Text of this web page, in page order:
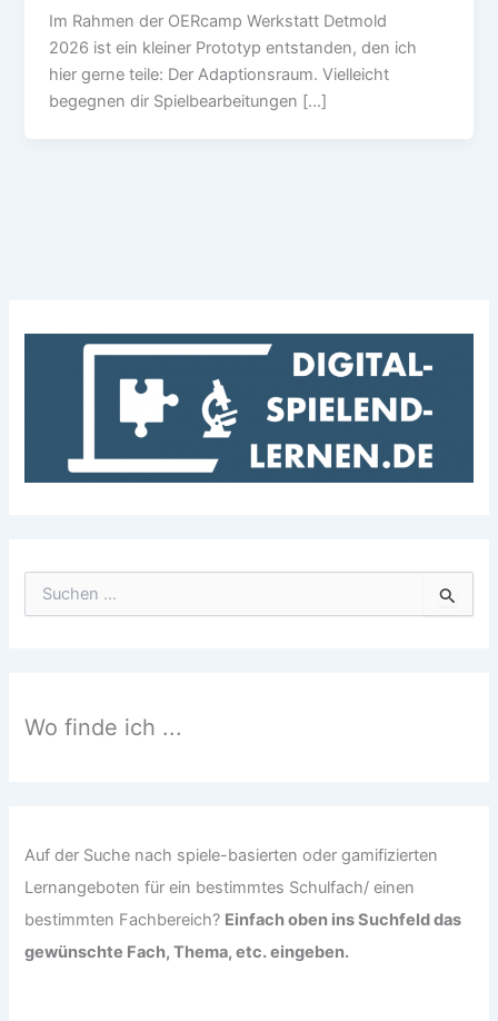
Im Rahmen der OERcamp Werkstatt Detmold
2026 ist ein kleiner Prototyp entstanden, den ich
hier gerne teile: Der Adaptionsraum. Vielleicht
begegnen dir Spielbearbeitungen […]
n
a
Wo finde ich ...
Auf der Suche nach spiele-basierten oder gamifizierten
Lernangeboten für ein bestimmtes Schulfach/ einen
bestimmten Fachbereich? Einfach oben ins Suchfeld das
gewünschte Fach, Thema, etc. eingeben.